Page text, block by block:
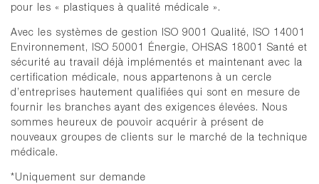
pour les « plastiques à qualité médicale ».
Avec les systèmes de gestion ISO 9001 Qualité, ISO 14001
Environnement, ISO 50001 Énergie, OHSAS 18001 Santé et
sécurité au travail déjà implémentés et maintenant avec la
certification médicale, nous appartenons à un cercle
d’entreprises hautement qualifiées qui sont en mesure de
fournir les branches ayant des exigences élevées. Nous
sommes heureux de pouvoir acquérir à présent de
nouveaux groupes de clients sur le marché de la technique
médicale.
*Uniquement sur demande